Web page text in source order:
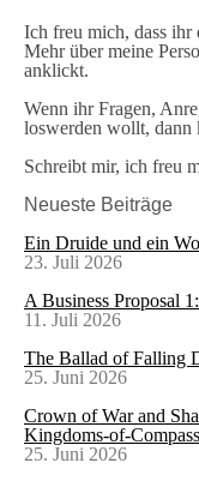
Ich freu mich, dass ihr
Mehr über meine
anklickt.
Wenn ihr Fragen,
loswerden wollt, dann
Schreibt mir, ich freu
Neueste Beiträge
Ein Druide und ein
23. Juli 2026
A Business Proposal
11. Juli 2026
The Ballad of Falling
25. Juni 2026
Crown of War and
Kingdoms-of-
25. Juni 2026